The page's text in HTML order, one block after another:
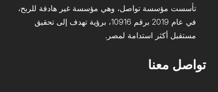
تأسست مؤسسة تواصل، وهي مؤسسة غير هادفة للربح،
في عام 2019 برقم 10916، برؤية تهدف إلى تحقيق
مستقبل أكثر استدامة لمصر.
تواصل معنا